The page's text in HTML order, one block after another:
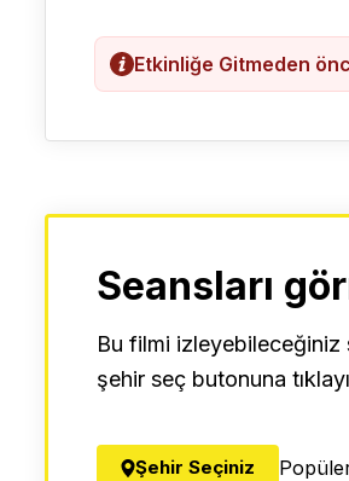
Etkinliğe Gitmeden
Seansları
Bu filmi izleyebileceğiniz
şehir seç butonuna
Şehir Seçiniz